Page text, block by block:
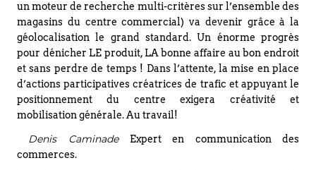
un moteur de recherche multi-critères sur l’ensemble des
magasins du centre commercial) va devenir grâce à la
géolocalisation le grand standard. Un énorme progrès
pour dénicher LE produit, LA bonne affaire au bon endroit
et sans perdre de temps ! Dans l’attente, la mise en place
d’actions participatives créatrices de trafic et appuyant le
positionnement du centre exigera créativité et
mobilisation générale. Au travail!
Denis Caminade
Expert en communication des
commerces.